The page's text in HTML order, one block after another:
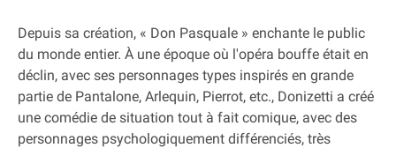
Depuis sa création, « Don Pasquale » enchante le public
du monde entier. À une époque où l'opéra bouffe était en
déclin, avec ses personnages types inspirés en grande
partie de Pantalone, Arlequin, Pierrot, etc., Donizetti a créé
une comédie de situation tout à fait comique, avec des
personnages psychologiquement différenciés, très